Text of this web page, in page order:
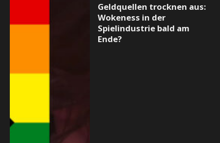
Geldquellen trocknen aus:
Wokeness in der
Spielindustrie bald am
Ende?